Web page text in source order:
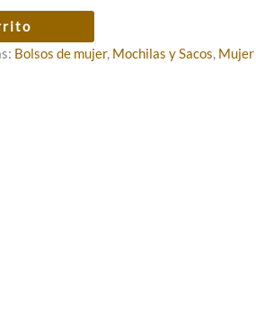
Bolsos de mujer, Mochilas y Sacos, Mujer